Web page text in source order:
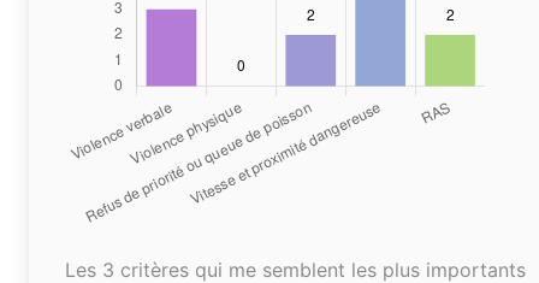
Les 3 critères qui me semblent les plus importants